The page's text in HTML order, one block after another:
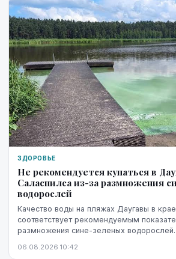
ЗДОРОВЬЕ
Не рекомендуется купаться в
Саласпилса из-за размножения
водорослей
Качество воды на пляжах Даугавы в
соответствует рекомендуемым
размножения сине-зеленых водорослей.
06.08.2026 10:42